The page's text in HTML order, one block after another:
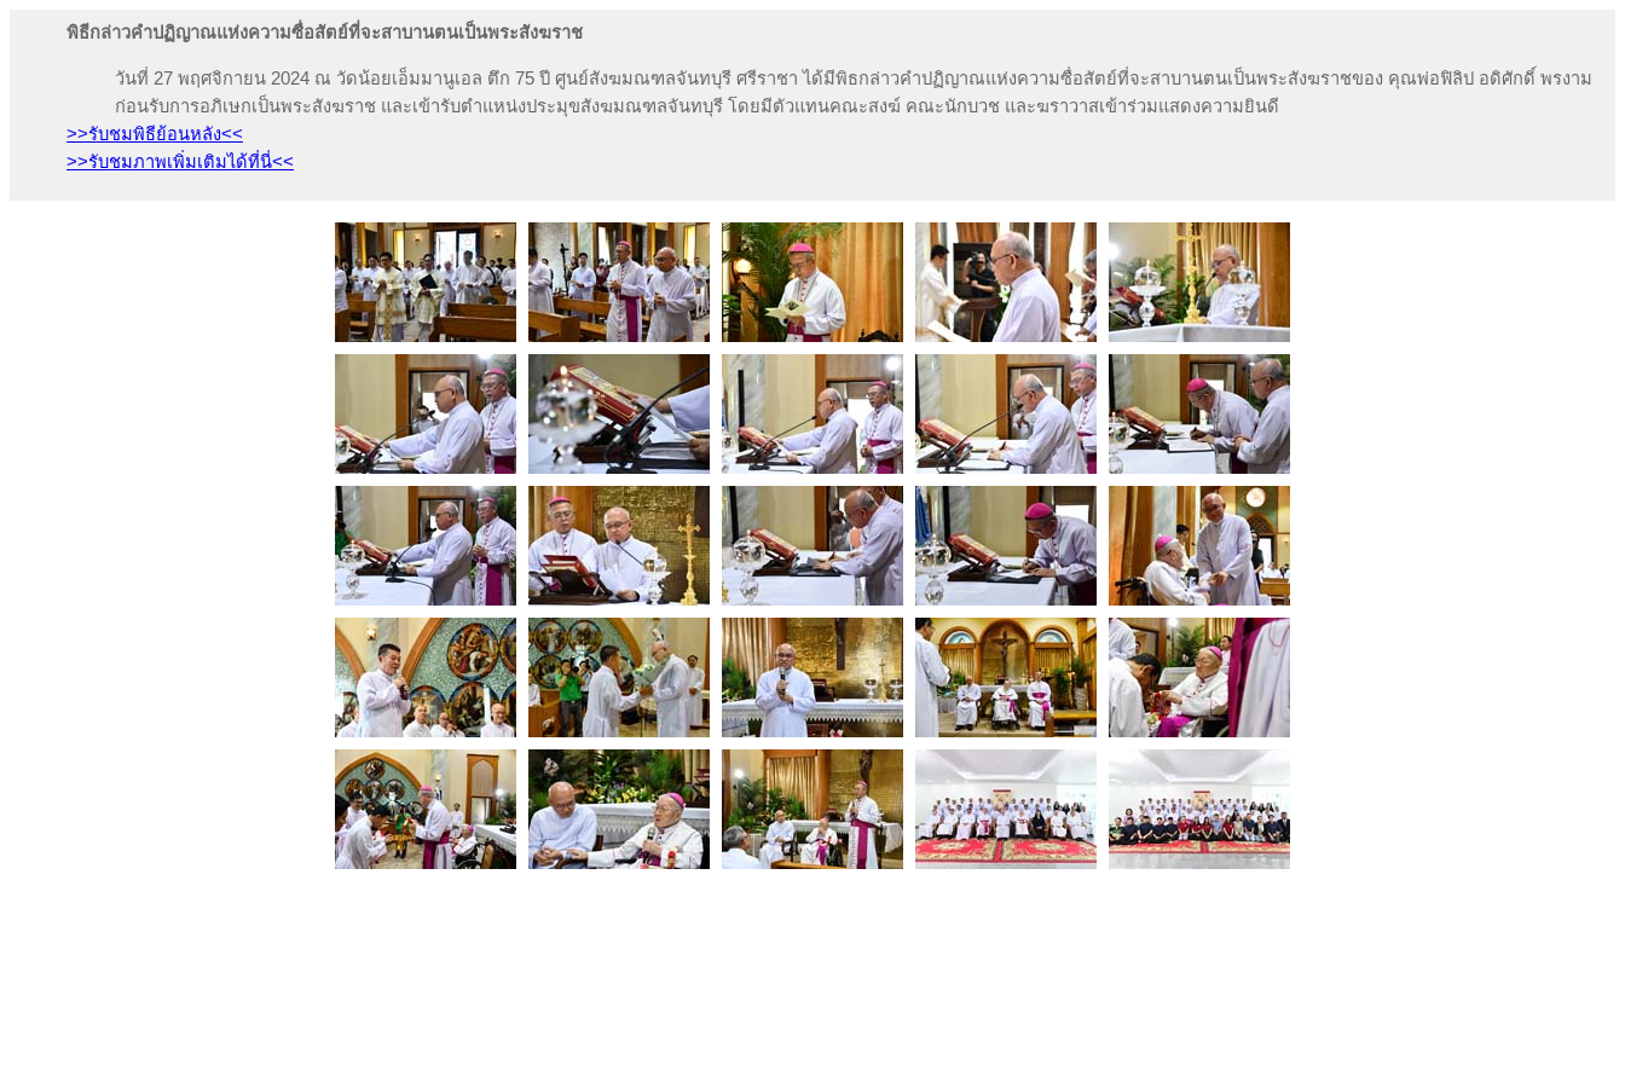
พิธีกล่าวคำปฏิญาณแห่งความซื่อสัตย์ที่จะสาบานตนเป็นพระสังฆราช
วันที่ 27 พฤศจิกายน 2024 ณ วัดน้อยเอ็มมานูเอล ตึก 75 ปี ศูนย์สังฆมณฑลจันทบุรี ศรีราชา ได้มีพิธกล่าวคำปฏิญาณแห่งความซื่อสัตย์ที่จะสาบานตนเป็นพระสังฆราชของ คุณพ่อฟิลิป อดิศักดิ์ พรงาม
ก่อนรับการอภิเษกเป็นพระสังฆราช และเข้ารับตำแหน่งประมุขสังฆมณฑลจันทบุรี โดยมีตัวแทนคณะสงฆ์ คณะนักบวช และฆราวาสเข้าร่วมแสดงความยินดี
>>รับชมพิธีย้อนหลัง<<
>>รับชมภาพเพิ่มเติมได้ที่นี่<<